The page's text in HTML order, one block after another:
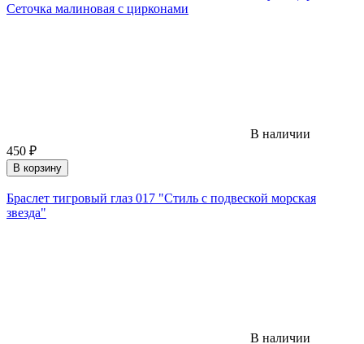
Сеточка малиновая с цирконами
В наличии
450 ₽
В корзину
Браслет тигровый глаз 017 "Стиль с подвеской морская
звезда"
В наличии